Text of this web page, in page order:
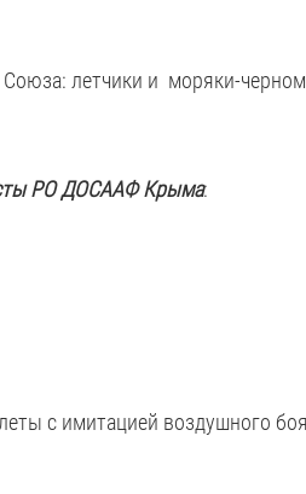
Союза: летчики и моряки-
РО ДОСААФ Крыма:
с имитацией воздушного